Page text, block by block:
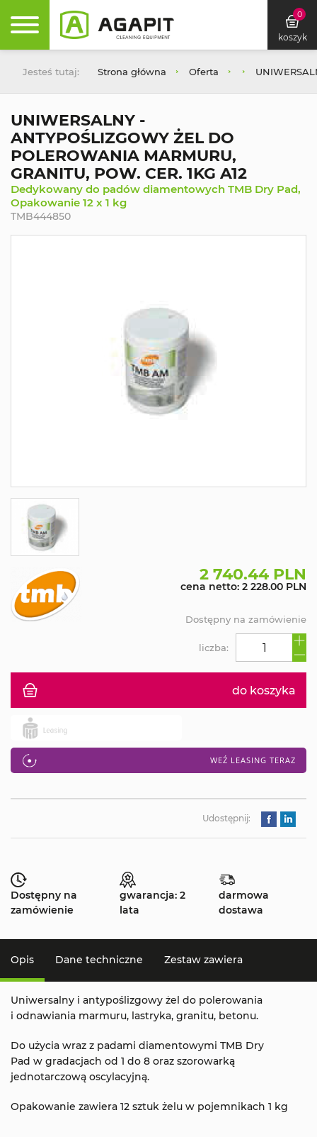
0
koszyk
Jesteś tutaj: Strona główna Oferta
UNIWERSALNY -
ANTYPOŚLIZGOWY ŻEL DO
POLEROWANIA MARMURU,
GRANITU, POW. CER. 1KG A12
Dedykowany do padów diamentowych TMB Dry Pad,
Opakowanie 12 x 1 kg
TMB444850
2 740.44 PLN
cena netto: 2 228.00 PLN
do koszyka
WEŹ LEASING TERAZ
liczba:
Dostępny na zamówienie
Udostępnij:
Dostępny na
zamówienie
gwarancja: 2
lata
darmowa
dostawa
Opis Dane techniczne Zestaw zawiera
Uniwersalny i antypoślizgowy żel do polerowania
i odnawiania marmuru, lastryka, granitu, betonu.
Do użycia wraz z padami diamentowymi TMB Dry
Pad w gradacjach od 1 do 8 oraz szorowarką
jednotarczową oscylacyjną.
Opakowanie zawiera 12 sztuk żelu w pojemnikach 1 kg